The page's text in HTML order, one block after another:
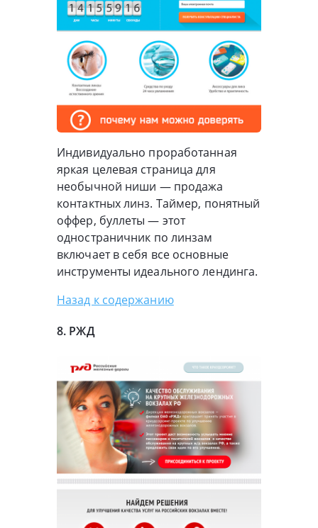
Индивидуально проработанная
яркая целевая страница для
необычной ниши — продажа
контактных линз. Таймер, понятный
оффер, буллеты — этот
одностраничник по линзам
включает в себя все основные
инструменты идеального лендинга.
Назад к содержанию
8. РЖД